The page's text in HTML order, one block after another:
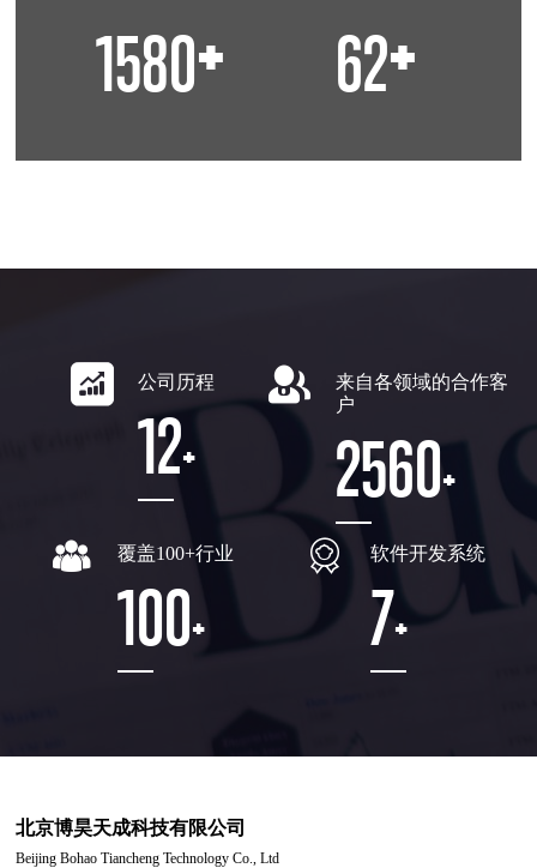
1580+ 62+
公司历程
12+
来自各领域的合作客
户
2560+
覆盖100+行业
100+
软件开发系统
7+
北京博昊天成科技有限公司
Beijing Bohao Tiancheng Technology Co., Ltd